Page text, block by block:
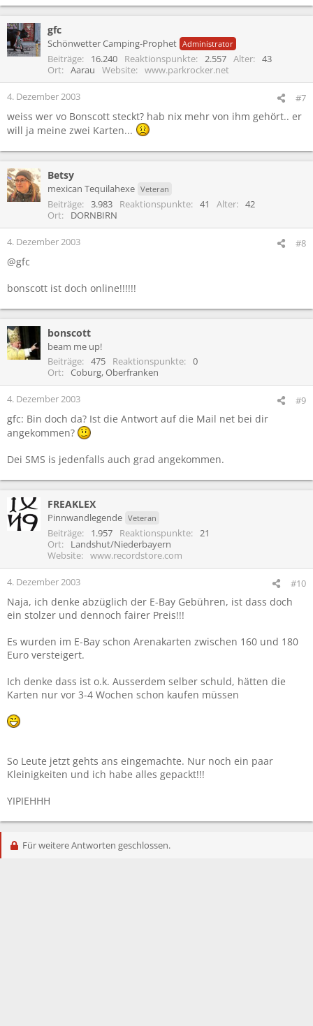
gfc
Schönwetter Camping-Prophet Administrator
Beiträge 16.240 Reaktionspunkte 2.557 Alter
43
Ort
Aarau Website www.parkrocker.net
4. Dezember 2003 #7
weiss wer vo Bonscott steckt? hab nix mehr von ihm gehört.. er
will ja meine zwei Karten...
Betsy
mexican Tequilahexe Veteran
Beiträge 3.983 Reaktionspunkte 41 Alter
42
Ort
DORNBIRN
4. Dezember 2003 #8
@gfc
bonscott ist doch online!!!!!!
bonscott
beam me up!
Beiträge
475 Reaktionspunkte
0
Ort
Coburg, Oberfranken
4. Dezember 2003 #9
gfc: Bin doch da? Ist die Antwort auf die Mail net bei dir
angekommen?
Dei SMS is jedenfalls auch grad angekommen.
FREAKLEX
Pinnwandlegende Veteran
Beiträge 1.957 Reaktionspunkte
21
Ort
Landshut/Niederbayern
Website
www.recordstore.com
4. Dezember 2003 #10
Naja, ich denke abzüglich der E-Bay Gebühren, ist dass doch
ein stolzer und dennoch fairer Preis!!!
Es wurden im E-Bay schon Arenakarten zwischen 160 und 180
Euro versteigert.
Ich denke dass ist o.k. Ausserdem selber schuld, hätten die
Karten nur vor 3-4 Wochen schon kaufen müssen
So Leute jetzt gehts ans eingemachte. Nur noch ein paar
Kleinigkeiten und ich habe alles gepackt!!!
YIPIEHHH
Für weitere Antworten geschlossen.